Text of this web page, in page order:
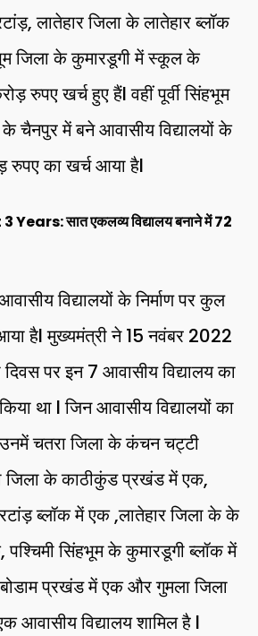
लातेहार जिला के लातेहार ब्लॉक
जिला के कुमारडूगी में स्कूल के
रुपए खर्च हुए हैंl वहीं पूर्वी सिंहभूम
चैनपुर में बने आवासीय विद्यालयों के
रुपए का खर्च आया हैl
सात एकलव्य विद्यालय बनाने में 72
विद्यालयों के निर्माण पर कुल
हैl मुख्यमंत्री ने 15 नवंबर 2022
पर इन 7 आवासीय विद्यालय का
था l जिन आवासीय विद्यालयों का
चतरा जिला के कंचन चट्टी
के काठीकुंड प्रखंड में एक,
ब्लॉक में एक ,लातेहार जिला के के
पश्चिमी सिंहभूम के कुमारडूगी ब्लॉक में
प्रखंड में एक और गुमला जिला
विद्यालय शामिल है l